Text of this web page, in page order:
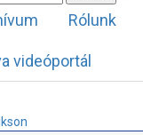
Rólunk
videóportál